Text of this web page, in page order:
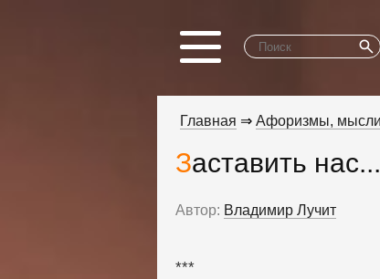
Главная ⇒ Афоризмы,
Заставить нас...
Автор: Владимир Лучит
***